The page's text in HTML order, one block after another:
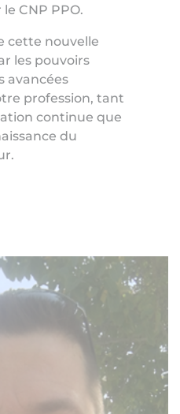
CNP PPO.
cette nouvelle
les pouvoirs
avancées
profession, tant
continue que
du